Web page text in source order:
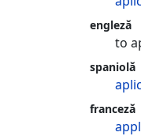
engleză
to
spaniolă
franceză